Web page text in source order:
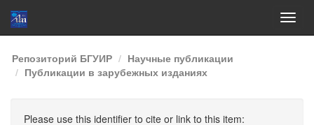
Skip
navigation
Репозиторий БГУИР
Научные публикации
Публикации в зарубежных изданиях
Please use this identifier to cite or link to this item: